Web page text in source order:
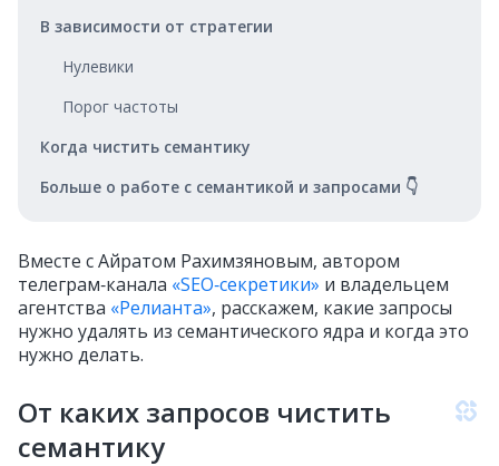
В зависимости от стратегии
Нулевики
Порог частоты
Когда чистить семантику
Больше о работе с семантикой и запросами 👇
Вместе с Айратом Рахимзяновым, автором
телеграм‑канала «SEO‑секретики» и владельцем
агентства «Релианта», расскажем, какие запросы
нужно удалять из семантического ядра и когда это
нужно делать.
От каких запросов чистить
семантику